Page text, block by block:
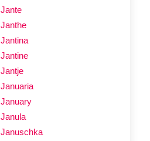
Jante
Janthe
Jantina
Jantine
Jantje
Januaria
January
Janula
Januschka